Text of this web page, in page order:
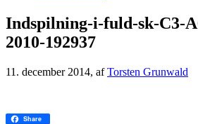
Indspilning-i-fuld-sk-C3-
2010-192937
11. december 2014, afTorsten Grunwald
Share